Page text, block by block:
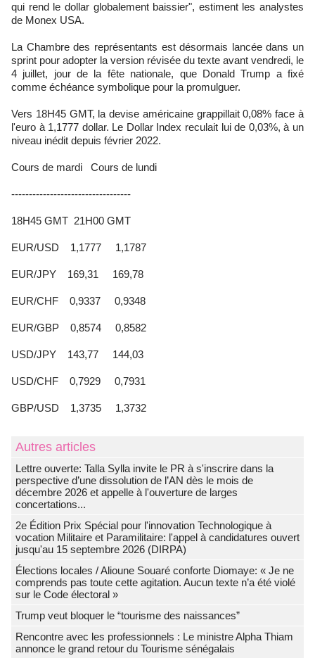
qui rend le dollar globalement baissier", estiment les analystes
de Monex USA.
La Chambre des représentants est désormais lancée dans un
sprint pour adopter la version révisée du texte avant vendredi, le
4 juillet, jour de la fête nationale, que Donald Trump a fixé
comme échéance symbolique pour la promulguer.
Vers 18H45 GMT, la devise américaine grappillait 0,08% face à
l'euro à 1,1777 dollar. Le Dollar Index reculait lui de 0,03%, à un
niveau inédit depuis février 2022.
Cours de mardi Cours de lundi
----------------------------------
18H45 GMT 21H00 GMT
EUR/USD 1,1777 1,1787
EUR/JPY 169,31 169,78
EUR/CHF 0,9337 0,9348
EUR/GBP 0,8574 0,8582
USD/JPY 143,77 144,03
USD/CHF 0,7929 0,7931
GBP/USD 1,3735 1,3732
Autres articles
Lettre ouverte: Talla Sylla invite le PR à s'inscrire dans la
perspective d’une dissolution de l’AN dès le mois de
décembre 2026 et appelle à l'ouverture de larges
concertations...
2e Édition Prix Spécial pour l'innovation Technologique à
vocation Militaire et Paramilitaire: l'appel à candidatures ouvert
jusqu'au 15 septembre 2026 (DIRPA)
Élections locales / Alioune Souaré conforte Diomaye: « Je ne
comprends pas toute cette agitation. Aucun texte n’a été violé
sur le Code électoral »
Trump veut bloquer le “tourisme des naissances”
Rencontre avec les professionnels : Le ministre Alpha Thiam
annonce le grand retour du Tourisme sénégalais